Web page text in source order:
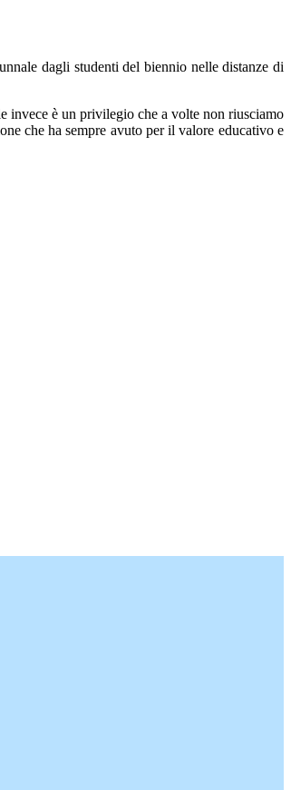
dagli studenti del biennio nelle distanze di
invece è un privilegio che a volte non riusciamo
che ha sempre avuto per il valore educativo e